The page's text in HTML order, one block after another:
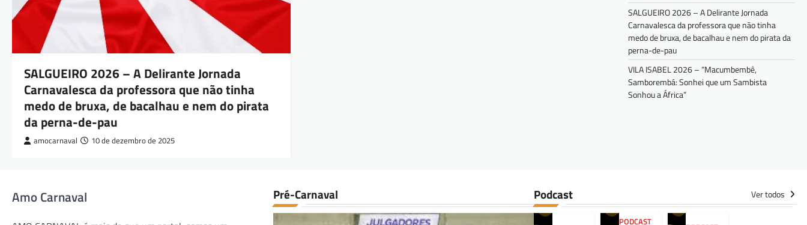
SALGUEIRO 2026 – A Delirante Jornada
Carnavalesca da professora que não tinha
medo de bruxa, de bacalhau e nem do pirata
da perna-de-pau
amocarnaval 10 de dezembro de 2025
SALGUEIRO 2026 – A Delirante Jornada
Carnavalesca da professora que não tinha
medo de bruxa, de bacalhau e nem do pirata da
perna-de-pau
VILA ISABEL 2026 – “Macumbembê,
Samborembá: Sonhei que um Sambista
Sonhou a África”
Amo Carnaval Pré-Carnaval Podcast Ver todos
PODCAST